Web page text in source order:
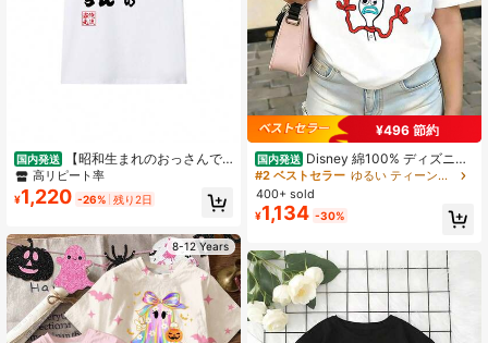
国内発送
【昭和生まれのおっさんで
す】 面白いtシャツ 文字 半袖 白 面白
子供用、ユニセックスの夏用Tシャツ
男女兼用
高リピート率
¥1,220 -26% 残り2日
8-12 Years
¥496 節約
国内発送 Disney 綿100% ディズニー
ピクサー トイ・ストーリー4 フォー
キー I Don't Belong Here ポスター
子供用 T シャツ ディズニー人気キャ
ラプリント キッズ T シャツ
#2 ベストセラー
ゆるい ティーンガールズTシャツ
400+ sold
¥1,134 -30%